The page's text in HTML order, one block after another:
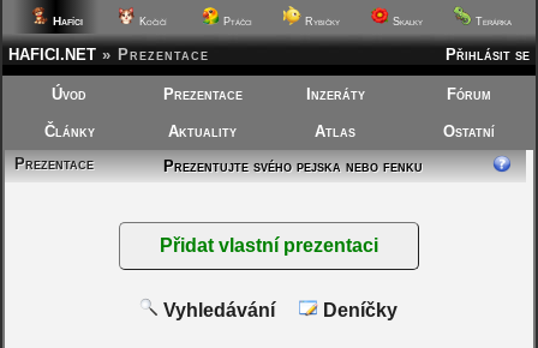
Hafíci Kočičí Ptáčci Rybičky Skalky Terárka
Přihlásit se
HAFICI.NET » Prezentace
Úvod Prezentace Inzeráty Fórum
Články Aktuality Atlas
Ostatní
Prezentace
Prezentujte svého pejska nebo fenku
Vyhledávání Deníčky